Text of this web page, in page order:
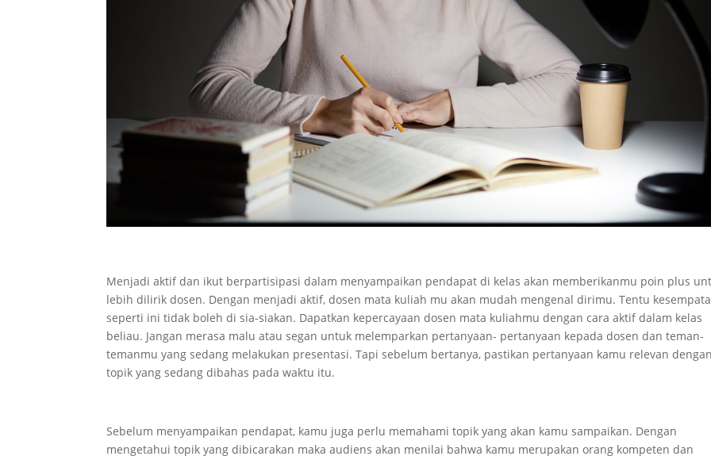
Menjadi aktif dan ikut berpartisipasi dalam menyampaikan pendapat di kelas akan memberikanmu poin plus
lebih dilirik dosen. Dengan menjadi aktif, dosen mata kuliah mu akan mudah mengenal dirimu. Tentu
seperti ini tidak boleh di sia-siakan. Dapatkan kepercayaan dosen mata kuliahmu dengan cara aktif dalam kelas
beliau. Jangan merasa malu atau segan untuk melemparkan pertanyaan- pertanyaan kepada dosen dan teman-
temanmu yang sedang melakukan presentasi. Tapi sebelum bertanya, pastikan pertanyaan kamu relevan dengan
topik yang sedang dibahas pada waktu itu.
Sebelum menyampaikan pendapat, kamu juga perlu memahami topik yang akan kamu sampaikan. Dengan
mengetahui topik yang dibicarakan maka audiens akan menilai bahwa kamu merupakan orang kompeten dan